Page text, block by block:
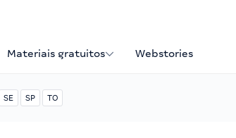
Materiais gratuitos Webstories
SE SP TO